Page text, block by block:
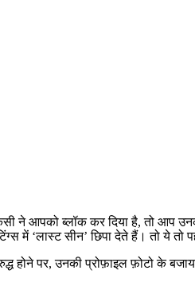
ने आपको ब्लॉक कर दिया है, तो आप
में ‘लास्ट सीन’ छिपा देते हैं। तो ये तो
होने पर, उनकी प्रोफ़ाइल फ़ोटो के